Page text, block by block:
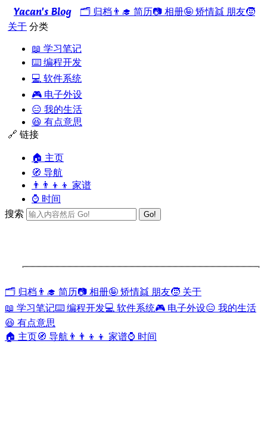
Yacan's Blog 🗂️ 归档 👨‍🎓 简历📷 相册🤪 矫情👯 朋友🧒
关于 分类
📖 学习笔记
⌨️ 编程开发
💻 软件系统
🎮 电子外设
😑 我的生活
😆 有点意思
🔗 链接
🏠 主页
🧭 导航
👨‍👨‍👦‍👦 家谱
⌚ 时间
搜索
Go!
🗂️ 归档 👨‍🎓 简历📷 相册🤪 矫情👯 朋友🧒 关于
📖 学习笔记⌨️ 编程开发💻 软件系统🎮 电子外设😑 我的生活
😆 有点意思
🏠 主页🧭 导航 👨‍👨‍👦‍👦 家谱⌚ 时间